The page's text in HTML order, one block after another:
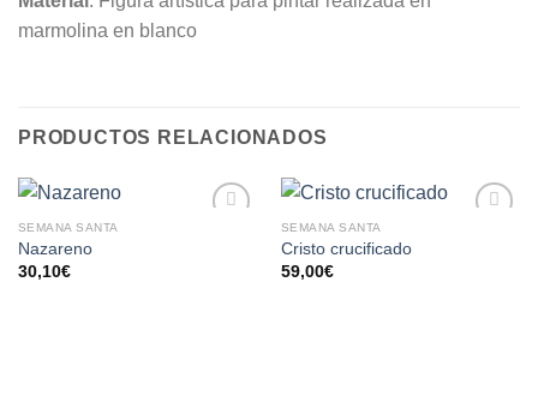
marmolina en blanco
PRODUCTOS RELACIONADOS
SEMANA SANTA
Nazareno
30,10€
SEMANA SANTA
Cristo crucificado
59,00€